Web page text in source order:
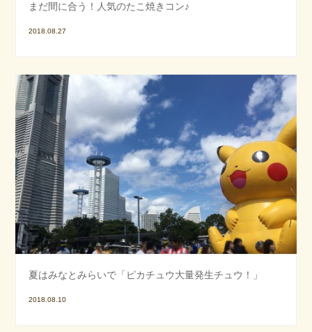
まだ間に合う！人気のたこ焼きコン♪
2018.08.27
夏はみなとみらいで「ピカチュウ大量発生チュウ！」
2018.08.10